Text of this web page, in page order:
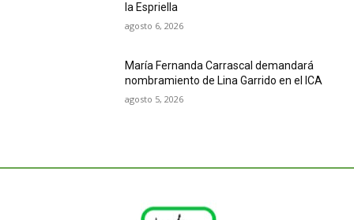
la Espriella
agosto 6, 2026
María Fernanda Carrascal demandará
nombramiento de Lina Garrido en el ICA
agosto 5, 2026